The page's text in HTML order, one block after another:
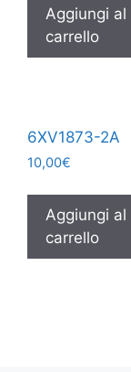
Aggiungi al
carrello
6XV1873-2A
10,00€
Aggiungi al
carrello